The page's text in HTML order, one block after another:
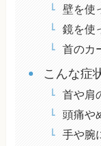
壁を使
鏡を使
首のカ
こんな症
首や肩
頭痛や
手や腕